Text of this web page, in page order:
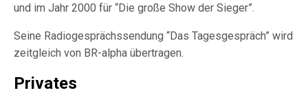
und im Jahr 2000 für “Die große Show der Sieger”.
Seine Radiogesprächssendung “Das Tagesgespräch” wird
zeitgleich von BR-alpha übertragen.
Privates